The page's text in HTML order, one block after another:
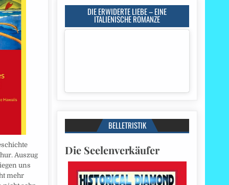
Auszug
uns
mehr
DIE ERWIDERTE LIEBE – EINE
ITALIENISCHE ROMANZE
BELLETRISTIK
Die Seelenverkäufer